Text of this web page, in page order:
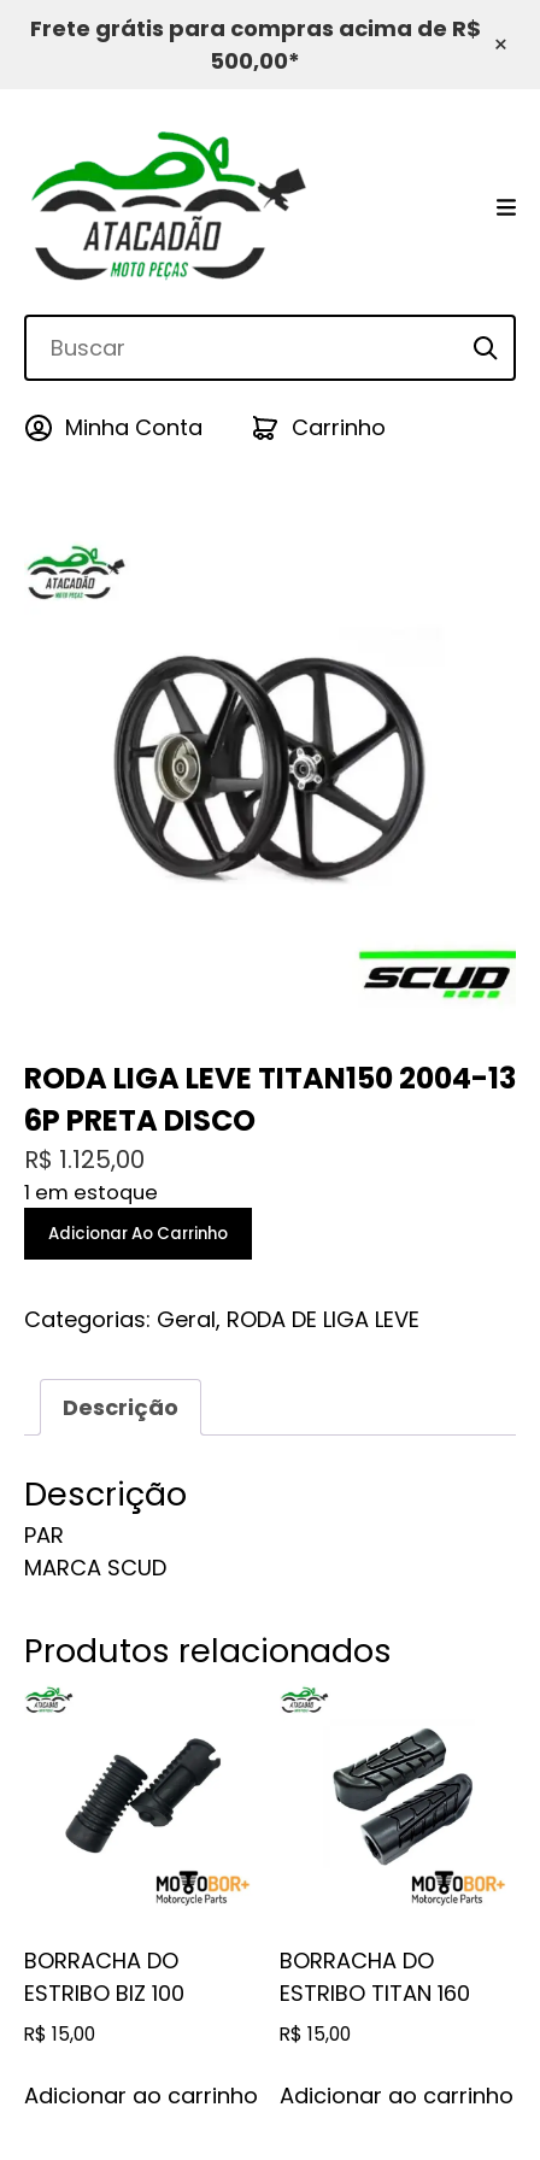
Frete grátis para compras acima de R$
500,00*
×
Minha Conta Carrinho
RODA LIGA LEVE TITAN150 2004-13
6P PRETA DISCO
R$ 1.125,00
1 em estoque
RODA
LIGA
TITAN150
13
DISCO
quantidade
Adicionar Ao Carrinho
Categorias: Geral, RODA DE LIGA LEVE
Descrição
Descrição
PAR
MARCA SCUD
Produtos relacionados
BORRACHA DO
ESTRIBO BIZ 100
R$ 15,00
Adicionar ao carrinho
BORRACHA DO
ESTRIBO TITAN 160
R$ 15,00
Adicionar ao carrinho